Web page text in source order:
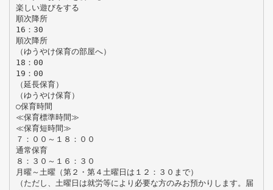
楽しい遊びをする
順次降所
16：30
順次降所
（ゆうやけ保育の部屋へ）
18：00
19：00
（延長保育）
（ゆうやけ保育）
○保育時間
≪保育標準時間≫
≪保育短時間≫
７：００～１８：００
通常保育
８：３０～１６：３０
月曜～土曜（第２・第４土曜日は１２：３０まで）
（ただし、土曜日は就労等により必要な方のみお預かりします。届